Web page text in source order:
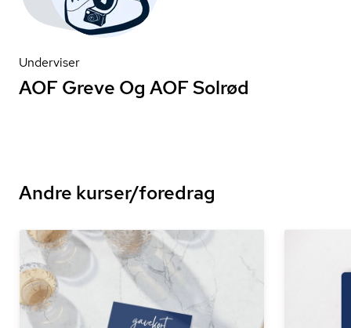
Underviser
AOF Greve Og AOF Solrød
Andre kurser/foredrag